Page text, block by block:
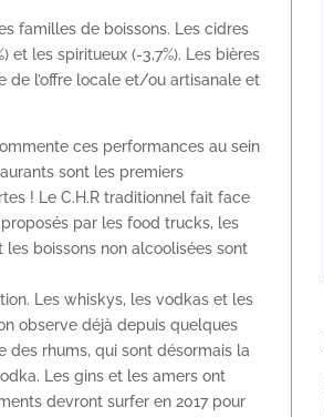
familles de boissons. Les cidres
et les spiritueux (-3,7%). Les bières
de l’offre locale et/ou artisanale et
ces performances au sein
sont les premiers
! Le C.H.R traditionnel fait face
par les food trucks, les
boissons non alcoolisées sont
Les whiskys, les vodkas et les
observe déjà depuis quelques
des rhums, qui sont désormais la
Les gins et les amers ont
devront surfer en 2017 pour